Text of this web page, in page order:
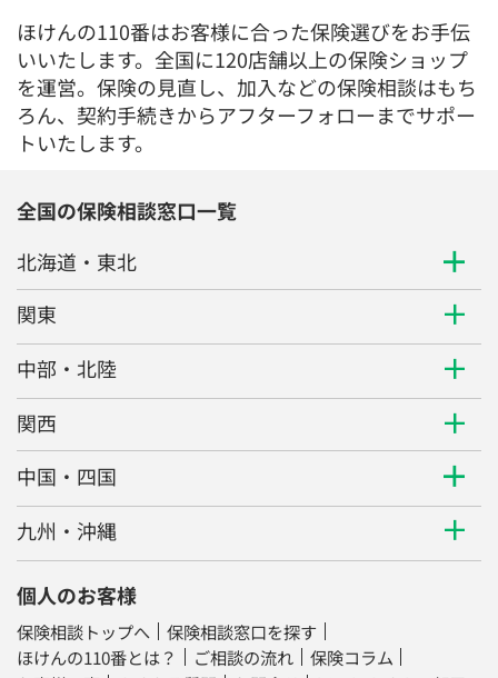
ほけんの110番はお客様に合った保険選びをお手伝
いいたします。全国に120店舗以上の保険ショップ
を運営。保険の見直し、加入などの保険相談はもち
ろん、契約手続きからアフターフォローまでサポー
トいたします。
全国の保険相談窓口一覧
北海道・東北
関東
中部・北陸
関西
中国・四国
九州・沖縄
個人のお客様
保険相談トップへ
保険相談窓口を探す
ほけんの110番とは？
ご相談の流れ
保険コラム